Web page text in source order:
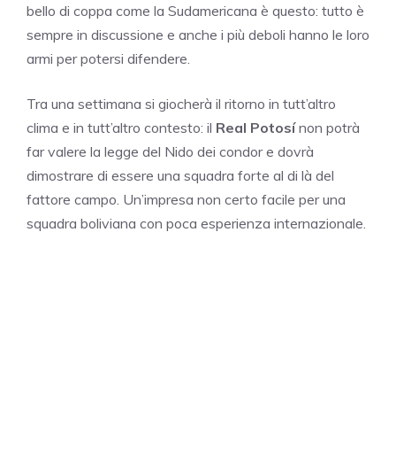
bello di coppa come la Sudamericana è questo: tutto è
sempre in discussione e anche i più deboli hanno le loro
armi per potersi difendere.
Tra una settimana si giocherà il ritorno in tutt’altro
clima e in tutt’altro contesto: il Real Potosínon potrà
far valere la legge del Nido dei condor e dovrà
dimostrare di essere una squadra forte al di là del
fattore campo. Un’impresa non certo facile per una
squadra boliviana con poca esperienza internazionale.